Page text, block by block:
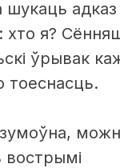
шукаць адказ
хто я?
ўрывак
тоеснасць.
вострымі